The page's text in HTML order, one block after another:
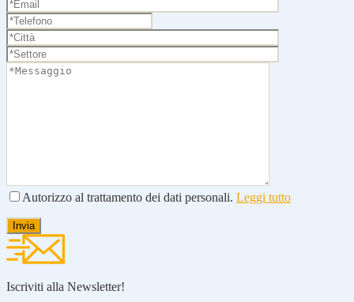
Autorizzo al trattamento dei dati personali. Leggi tutto
Iscriviti alla Newsletter!